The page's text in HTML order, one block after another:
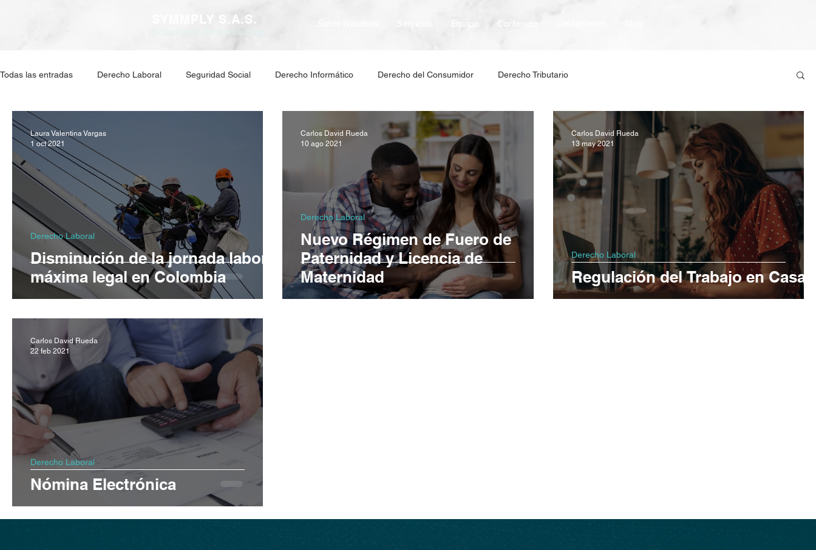
SYMMPLY S.A.S.
Todas las entradas Derecho Laboral Seguridad Social Derecho Informático Derecho del Consumidor Derecho Tributario
Disminución de la jornada laboral
máxima legal en Colombia
Derecho Laboral
Laura Valentina Vargas
1 oct 2021
Nuevo Régimen de Fuero de
Paternidad y Licencia de
Maternidad
Derecho Laboral
Carlos David Rueda
10 ago 2021
Regulación del Trabajo en Casa
Derecho Laboral
Carlos David Rueda
13 may 2021
Nómina Electrónica
Derecho Laboral
Carlos David Rueda
22 feb 2021